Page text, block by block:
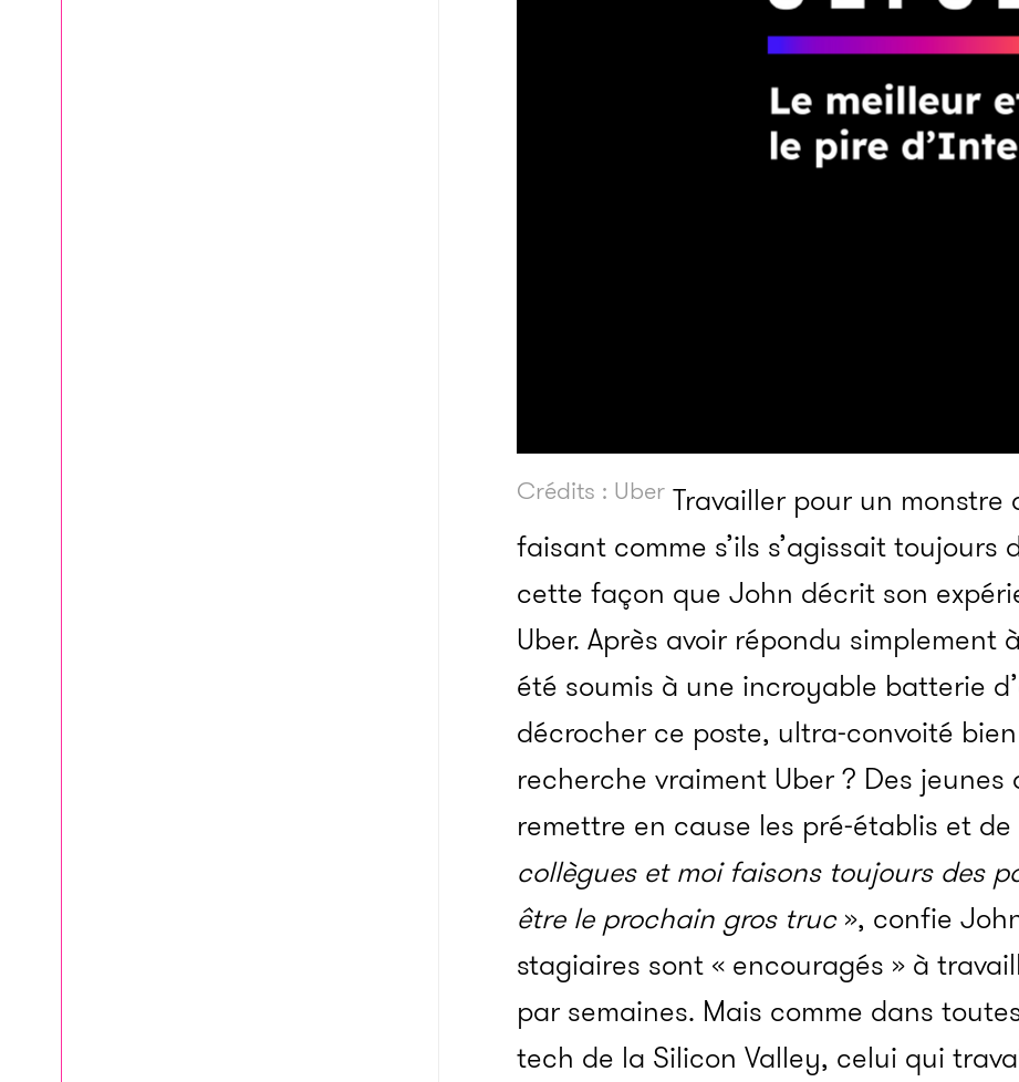
Crédits : Uber Travailler pour un monstre
faisant comme s’ils s’agissait toujours
cette façon que John décrit son
Uber. Après avoir répondu simplement
été soumis à une incroyable batterie
décrocher ce poste, ultra-convoité
recherche vraiment Uber ? Des
remettre en cause les pré-établis et de
collègues et moi faisons toujours des
être le prochain gros truc», confie
stagiaires sont « encouragés » à
par semaines. Mais comme dans
tech de la Silicon Valley, celui qui